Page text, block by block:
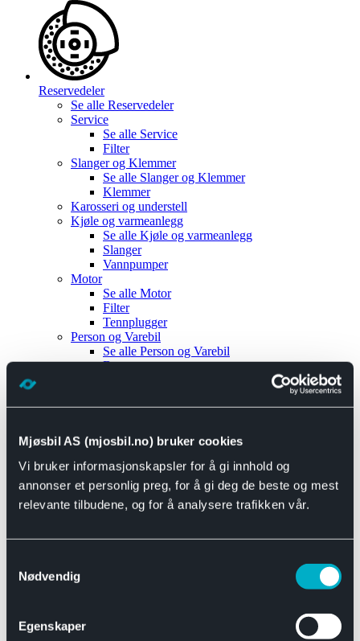
Mjøsbil AS (mjosbil.no) bruker cookies
Vi bruker informasjonskapsler for å gi innhold og
annonser et personlig preg, for å gi deg de beste og mest
relevante tilbudene, og for å analysere trafikken vår.
Nødvendig
Egenskaper
Reservedeler
Se alle Reservedeler
Service
Se alle Service
Filter
Slanger og Klemmer
Se alle Slanger og Klemmer
Klemmer
Karosseri og understell
Kjøle og varmeanlegg
Se alle Kjøle og varmeanlegg
Slanger
Vannpumper
Motor
Se alle Motor
Filter
Tennplugger
Person og Varebil
Se alle Person og Varebil
Brems
Motor og drivverk
Se alle Universal
Bremsedeler
Se alle Bremsedeler
Bremsenippler
Drivline og motor
Se alle Drivline og motor
Eksosanlegg